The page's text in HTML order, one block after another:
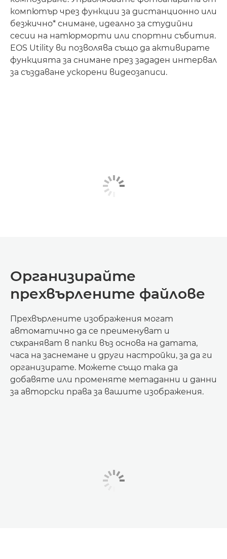
компютър чрез функции за дистанционно или
безжично* снимане, идеално за студийни
сесии на натюрморти или спортни събития.
EOS Utility ви позволява също да активирате
функцията за снимане през зададен интервал
за създаване ускорени видеозаписи.
Организирайте
прехвърлените файлове
Прехвърлените изображения могат
автоматично да се преименуват и
съхраняват в папки въз основа на датата,
часа на заснемане и други настройки, за да ги
организирате. Можете също така да
добавяте или променяте метаданни и данни
за авторски права за вашите изображения.